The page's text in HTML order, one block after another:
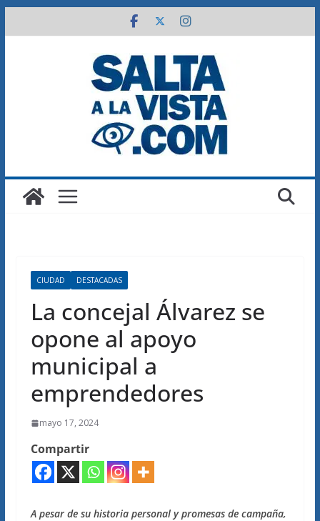
al
CIUDAD DESTACADAS
La concejal Álvarez se
opone al apoyo
municipal a
emprendedores
mayo 17, 2024
Compartir
A pesar de su historia personal y promesas de campaña,